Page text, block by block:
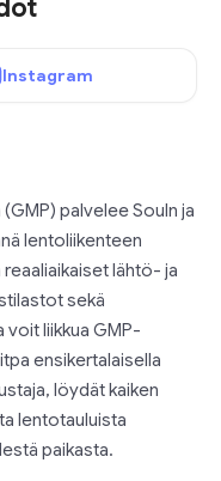
Instagram
palvelee Souln ja
lentoliikenteen
lähtö- ja
sekä
liikkua GMP-
ensikertalaisella
löydät kaiken
lentotauluista
paikasta.